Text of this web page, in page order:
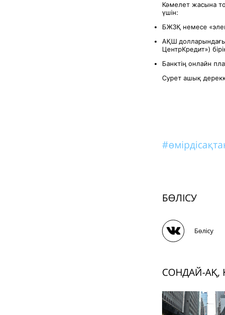
Кәмелет жасына
үшін:
БЖЗҚ немесе
АҚШ долларындағы
ЦентрКредит»)
Банктің онлайн
Сурет ашық
БӨЛІСУ
Бөлісу
СОНДАЙ-АҚ,